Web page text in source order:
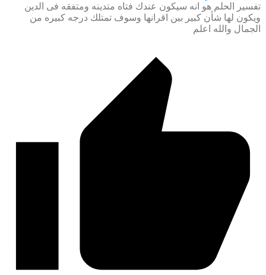
تفسير الحلم هو انه سيكون عندك فتاه متدينه ومتفقه فى الدين
ويكون لها شأن كبير بين اقرانها وسوف تمتلك درجه كبيره من
الجمال والله اعلم